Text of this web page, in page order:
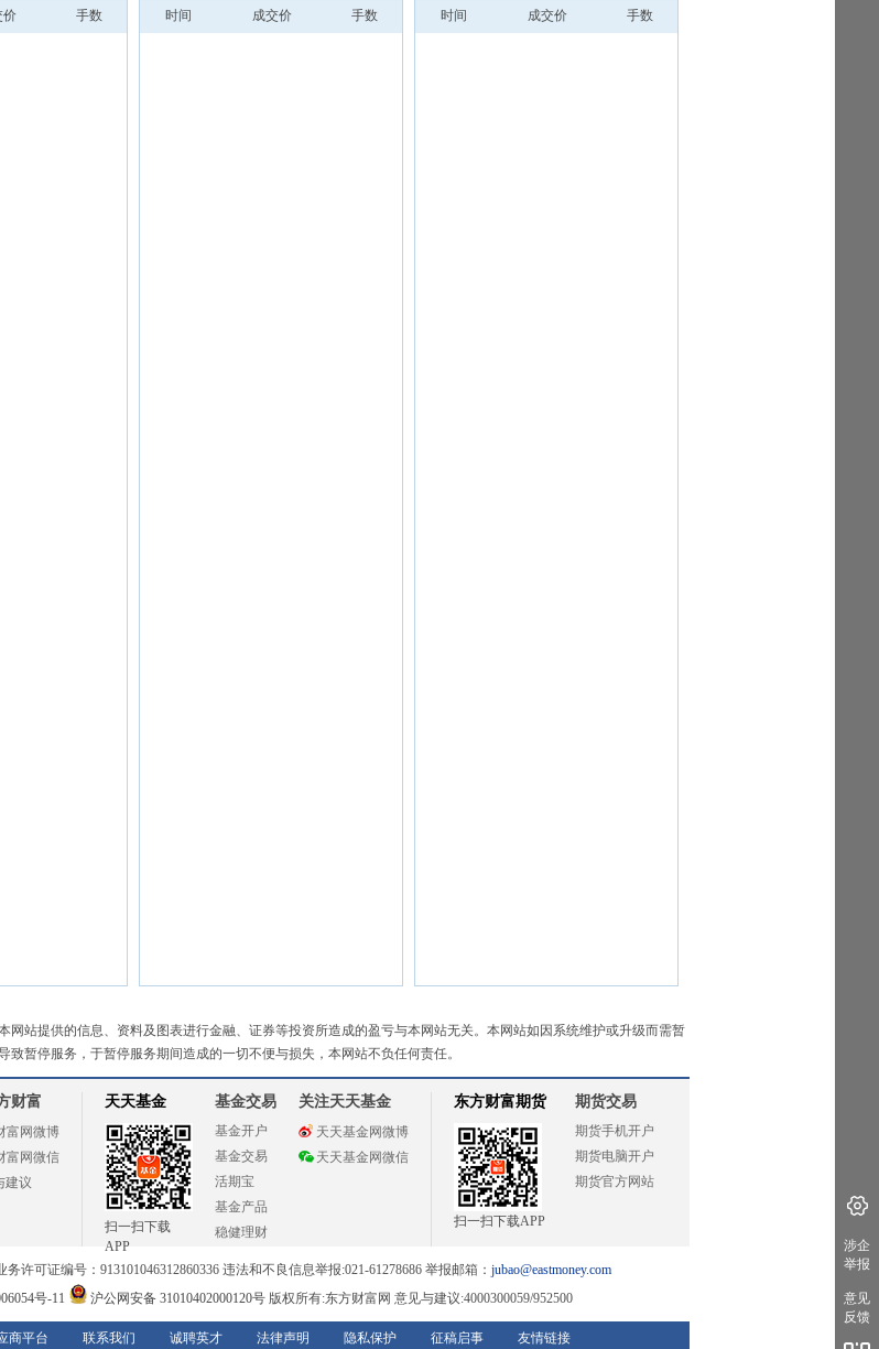
价 手数 时间 成交价 手数 时间 成交价 手数
站提供的信息、资料及图表进行金融、证券等投资所造成的盈亏与本网站无关。本网站如因系统维护或升级而需暂
暂停服务，于暂停服务期间造成的一切不便与损失，本网站不负任何责任。
财富
富网微博
富网微信
建议
天天基金
扫一扫下载
APP
基金交易
基金开户
基金交易
活期宝
基金产品
稳健理财
关注天天基金
天天基金网微博
天天基金网微信
东方财富期货
扫一扫下载APP
期货交易
期货手机开户
期货电脑开户
期货官方网站
许可证编号：913101046312860336 违法和不良信息举报:021-61278686 举报邮箱： jubao@eastmoney.com
号-11 沪公网安备 31010402000120号版权所有:东方财富网 意见与建议:4000300059/952500
商平台 联系我们 诚聘英才 法律声明 隐私保护 征稿启事 友情链接
涉企
举报
意见
反馈